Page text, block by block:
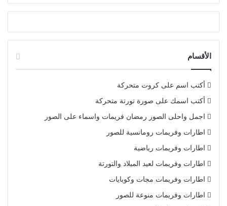
الأقسام
أكتب اسم على كروت متحركة
أكتب اسمك على صورة تورتة متحركة
اجمل واحلى الصور رمضان فريمات واسماء على الصور
اطارات وفريمات رومانسية للصور
اطارات وفريمات رياضية
اطارات وفريمات لعيد الميلاد والتورتة
اطارات وفريمات مجات وكوبايات
اطارات وفريمات منوعة للصور